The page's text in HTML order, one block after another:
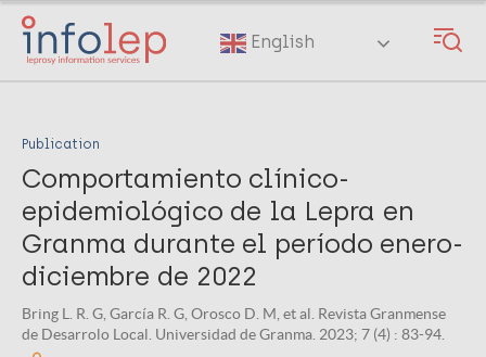
Skip
main
English
Publication
Comportamiento clínico-
epidemiológico de la Lepra en
Granma durante el período enero-
diciembre de 2022
Bring L. R. G, García R. G, Orosco D. M, et al. Revista Granmense
de Desarrolo Local. Universidad de Granma. 2023; 7 (4) : 83-94.